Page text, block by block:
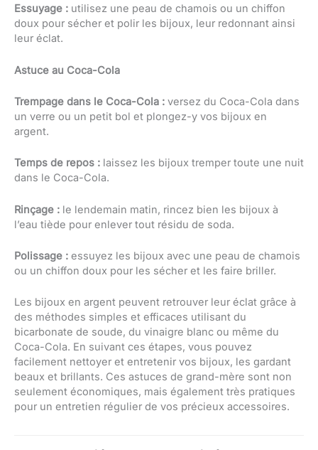
Essuyage : utilisez une peau de chamois ou un chiffon
doux pour sécher et polir les bijoux, leur redonnant ainsi
leur éclat.
Astuce au Coca-Cola
Trempage dans le Coca-Cola : versez du Coca-Cola dans
un verre ou un petit bol et plongez-y vos bijoux en
argent.
Temps de repos : laissez les bijoux tremper toute une nuit
dans le Coca-Cola.
Rinçage : le lendemain matin, rincez bien les bijoux à
l’eau tiède pour enlever tout résidu de soda.
Polissage : essuyez les bijoux avec une peau de chamois
ou un chiffon doux pour les sécher et les faire briller.
Les bijoux en argent peuvent retrouver leur éclat grâce à
des méthodes simples et efficaces utilisant du
bicarbonate de soude, du vinaigre blanc ou même du
Coca-Cola. En suivant ces étapes, vous pouvez
facilement nettoyer et entretenir vos bijoux, les gardant
beaux et brillants. Ces astuces de grand-mère sont non
seulement économiques, mais également très pratiques
pour un entretien régulier de vos précieux accessoires.